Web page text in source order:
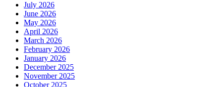
July 2026
June 2026
May 2026
April 2026
March 2026
February 2026
January 2026
December 2025
November 2025
October 2025